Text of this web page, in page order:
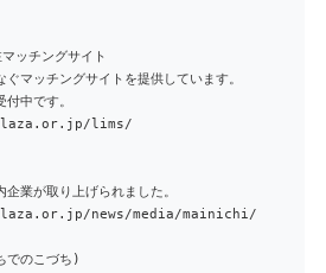
ッチングサイト
マッチングサイトを提供しています。
中です。
lims/
業が取り上げられました。
news/media/mainichi/
のこづち)